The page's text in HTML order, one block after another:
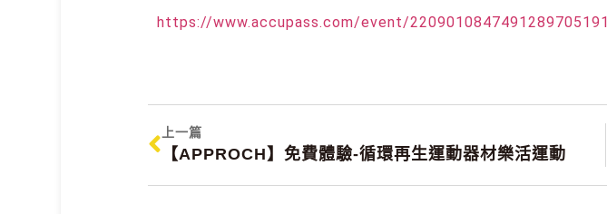
https://www.accupass.com/event/2209010847491289705191
上一篇
【APPROCH】免費體驗-循環再生運動器材樂活運動